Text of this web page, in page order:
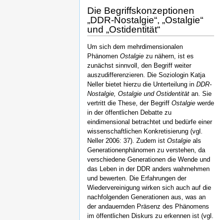
Die Begriffskonzeptionen
„DDR-Nostalgie“, „Ostalgie“
und „Ostidentität“
Um sich dem mehrdimensionalen
Phänomen Ostalgie zu nähern, ist es
zunächst sinnvoll, den Begriff weiter
auszudifferenzieren. Die Soziologin Katja
Neller bietet hierzu die Unterteilung in DDR-
Nostalgie , Ostalgie und Ostidentität an. Sie
vertritt die These, der Begriff Ostalgie werde
in der öffentlichen Debatte zu
eindimensional betrachtet und bedürfe einer
wissenschaftlichen Konkretisierung (vgl.
Neller 2006: 37). Zudem ist Ostalgie als
Generationenphänomen zu verstehen, da
verschiedene Generationen die Wende und
das Leben in der DDR anders wahrnehmen
und bewerten. Die Erfahrungen der
Wiedervereinigung wirken sich auch auf die
nachfolgenden Generationen aus, was an
der andauernden Präsenz des Phänomens
im öffentlichen Diskurs zu erkennen ist (vgl.